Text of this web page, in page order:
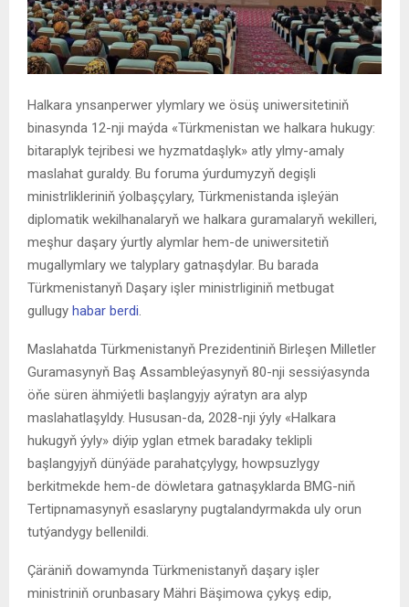
Halkara ynsanperwer ylymlary we ösüş uniwersitetiniň
binasynda 12-nji maýda «Türkmenistan we halkara hukugy:
bitaraplyk tejribesi we hyzmatdaşlyk» atly ylmy-amaly
maslahat guraldy. Bu foruma ýurdumyzyň degişli
ministrlikleriniň ýolbaşçylary, Türkmenistanda işleýän
diplomatik wekilhanalaryň we halkara guramalaryň wekilleri,
meşhur daşary ýurtly alymlar hem-de uniwersitetiň
mugallymlary we talyplary gatnaşdylar. Bu barada
Türkmenistanyň Daşary işler ministrliginiň metbugat
gullugy habar berdi.
Maslahatda Türkmenistanyň Prezidentiniň Birleşen Milletler
Guramasynyň Baş Assambleýasynyň 80-nji sessiýasynda
öňe süren ähmiýetli başlangyjy aýratyn ara alyp
maslahatlaşyldy. Hususan-da, 2028-nji ýyly «Halkara
hukugyň ýyly» diýip yglan etmek baradaky teklipli
başlangyjyň dünýäde parahatçylygy, howpsuzlygy
berkitmekde hem-de döwletara gatnaşyklarda BMG-niň
Tertipnamasynyň esaslaryny pugtalandyrmakda uly orun
tutýandygy bellenildi.
Çäräniň dowamynda Türkmenistanyň daşary işler
ministriniň orunbasary Mähri Bäşimowa çykyş edip,